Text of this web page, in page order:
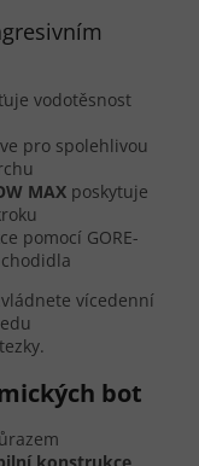
vodotěsnost
pro spolehlivou
MAX poskytuje
pomocí GORE-
vícedenní
bot